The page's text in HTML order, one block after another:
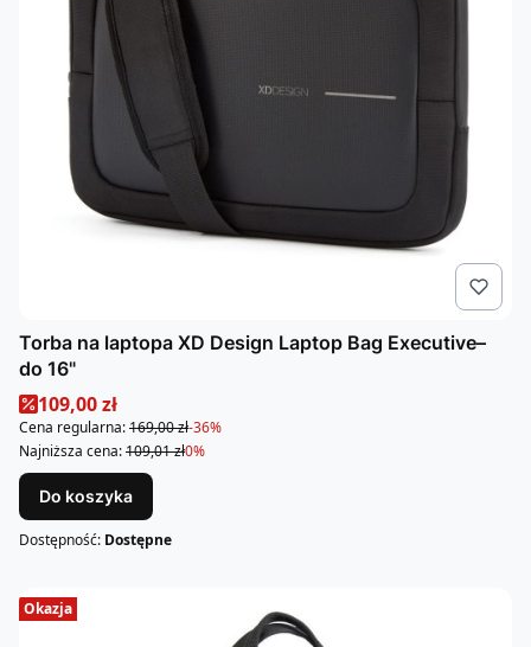
Torba na laptopa XD Design Laptop Bag Executive–
do 16"
Cena promocyjna
109,00 zł
Cena regularna:169,00 zł-36%
Najniższa cena:109,01 zł0%
Do koszyka
Dostępność: Dostępne
Okazja